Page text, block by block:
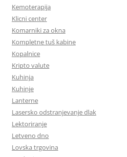
Kemoterapija
Klicni center
Komarniki za okna
Kompletne tuš kabine
Kopalnice
Kripto valute
Kuhinja
Kuhinje
Lanterne
Lasersko odstranjevanje dlak
Lektoriranje
Letveno dno
Lovska trgovina